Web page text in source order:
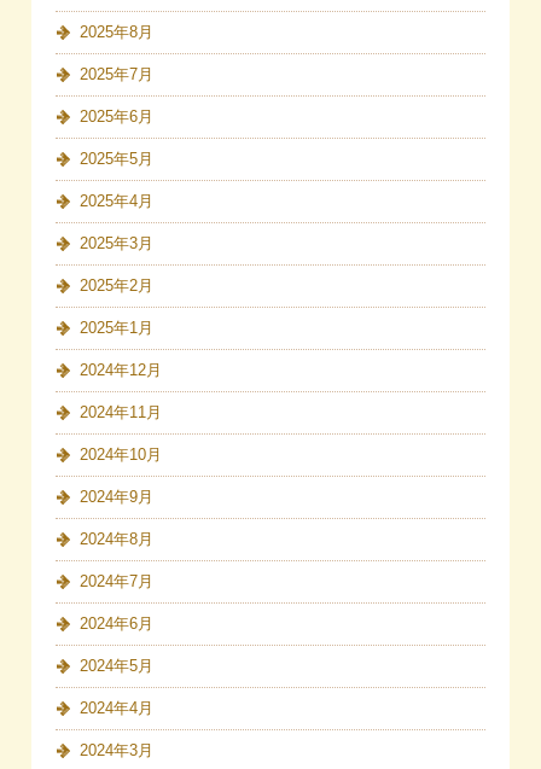
2025年8月
2025年7月
2025年6月
2025年5月
2025年4月
2025年3月
2025年2月
2025年1月
2024年12月
2024年11月
2024年10月
2024年9月
2024年8月
2024年7月
2024年6月
2024年5月
2024年4月
2024年3月